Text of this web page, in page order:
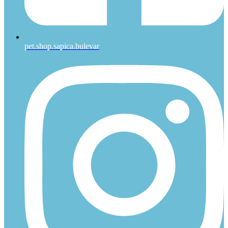
pet.shop.sapica.bulevar